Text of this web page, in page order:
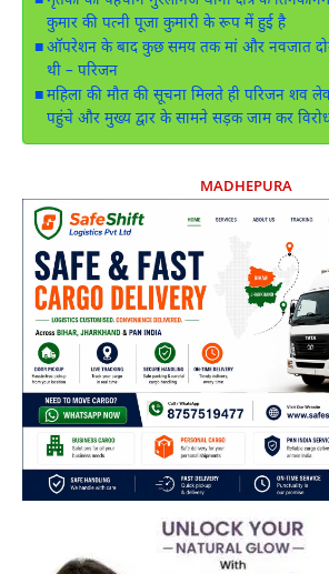
कुमार की पत्नी पूजा कुमारी के रूप में हुई है
ऑपरेशन के बाद कुछ समय तक मां और नवजात
थी – परिजन
महिला की मौत की सूचना मिलते ही परिजन शव
पहुंचे और मुख्य द्वार के सामने सड़क जाम कर विरोध
MADHEPURA